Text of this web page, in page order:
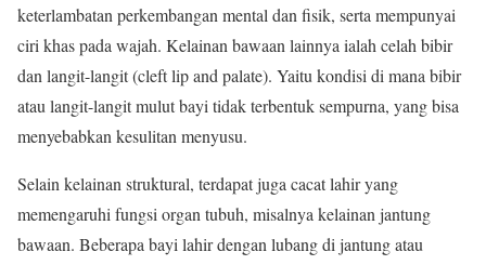
keterlambatan perkembangan mental dan fisik, serta mempunyai
ciri khas pada wajah. Kelainan bawaan lainnya ialah celah bibir
dan langit-langit (cleft lip and palate). Yaitu kondisi di mana bibir
atau langit-langit mulut bayi tidak terbentuk sempurna, yang bisa
menyebabkan kesulitan menyusu.
Selain kelainan struktural, terdapat juga cacat lahir yang
memengaruhi fungsi organ tubuh, misalnya kelainan jantung
bawaan. Beberapa bayi lahir dengan lubang di jantung atau